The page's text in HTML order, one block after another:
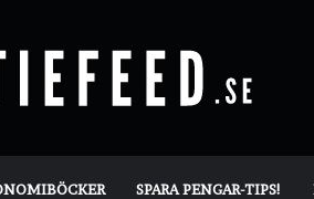
SPARA PENGAR-TIPS!